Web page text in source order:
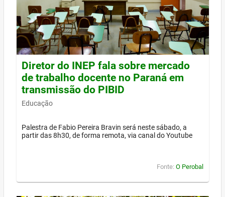
Diretor do INEP fala sobre mercado
de trabalho docente no Paraná em
transmissão do PIBID
Educação
Palestra de Fabio Pereira Bravin será neste sábado, a
partir das 8h30, de forma remota, via canal do Youtube
Fonte: O Perobal